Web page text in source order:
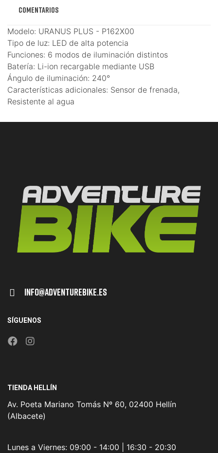
Comentarios
Modelo: URANUS PLUS - P162X00
Tipo de luz: LED de alta potencia
Funciones: 6 modos de iluminación distintos
Batería: Li-ion recargable mediante USB
Ángulo de iluminación: 240°
Características adicionales: Sensor de frenada,
Resistente al agua
Info@adventurebike.es
SÍGUENOS
TIENDA HELLÍN
Av. Poeta Mariano Tomás Nº 60, 02400 Hellín
(Albacete)
Lunes a Viernes: 09:00 - 14:00 | 16:30 - 20:30